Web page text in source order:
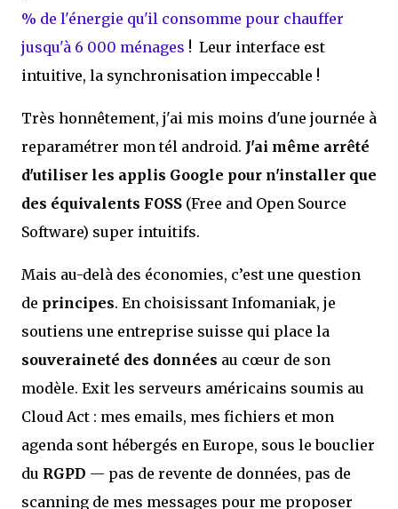
% de l'énergie qu'il consomme pour chauffer
jusqu'à 6 000 ménages ! Leur interface est
intuitive, la synchronisation impeccable !
Très honnêtement, j'ai mis moins d'une journée à
reparamétrer mon tél android. J'ai même arrêté
d'utiliser les applis Google pour n'installer que
des équivalents FOSS (Free and Open Source
Software) super intuitifs.
Mais au-delà des économies, c’est une question
de principes. En choisissant Infomaniak, je
soutiens une entreprise suisse qui place la
souveraineté des données au cœur de son
modèle. Exit les serveurs américains soumis au
Cloud Act : mes emails, mes fichiers et mon
agenda sont hébergés en Europe, sous le bouclier
du RGPD — pas de revente de données, pas de
scanning de mes messages pour me proposer